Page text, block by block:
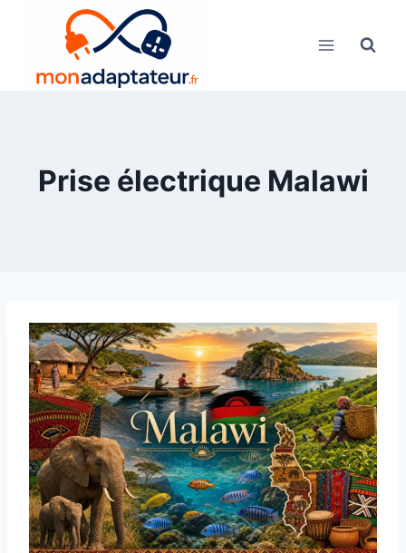
Prise électrique Malawi